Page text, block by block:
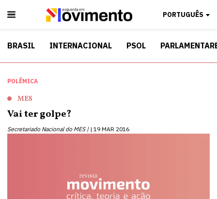
PORTUGUÊS
BRASIL INTERNACIONAL PSOL
POLÊMICA
MES
Vai ter golpe?
Secretariado Nacional do MES | 19 MAR 2016